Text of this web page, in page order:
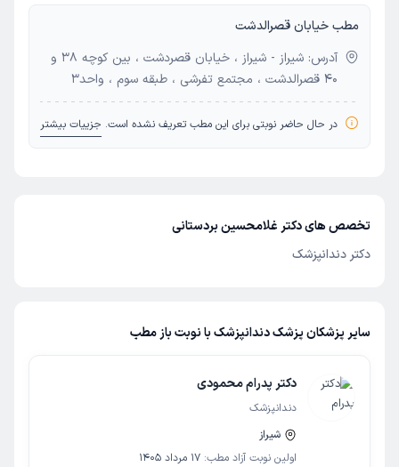
مطب خیابان قصرالدشت
آدرس: شیراز - شیراز ، خیابان قصردشت ، بین کوچه 38 و
40 قصرالدشت ، مجتمع تفرشی ، طبقه سوم ، واحد3
در حال حاضر نوبتی برای این مطب تعریف نشده است. جزییات بیشتر
تخصص های دکتر غلامحسین بردستانی
دکتر دندانپزشک
سایر پزشکان پزشک دندانپزشک با نوبت باز مطب
دکتر پدرام محمودی
دندانپزشک
شیراز
اولین نوبت آزاد مطب: 17 مرداد 1405